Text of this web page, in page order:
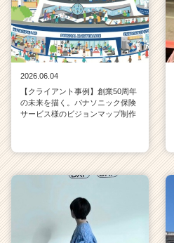
2026.06.04
【クライアント事例】創業50周年
の未来を描く。パナソニック保険
サービス様のビジョンマップ制作